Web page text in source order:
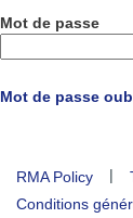
Mot de passe
Mot de passe
RMA Policy |
Conditions